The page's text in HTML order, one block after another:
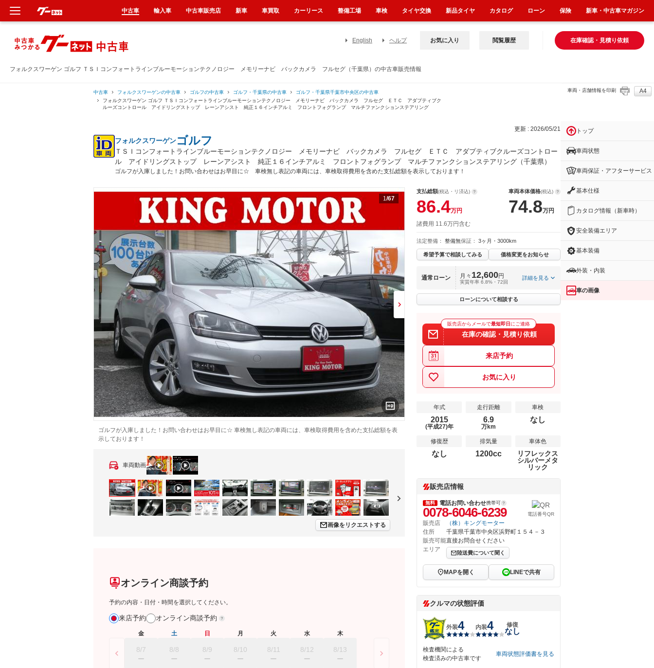
フォルクスワーゲン ゴルフ ＴＳＩコンフォートラインブルーモーションテクノロジー メモリーナビ バックカメラ フルセグ（千葉県）の中古車販売情報
English ヘルプ 在庫確認・見積り依頼
お気に入り 閲覧履歴
中古車 フォルクスワーゲンの中古車 ゴルフの中古車 ゴルフ・千葉県の中古車
ゴルフ・千葉県千葉市中央区の中古車
フォルクスワーゲン ゴルフ ＴＳＩコンフォートラインブルーモーションテクノロジー メモリーナビ バックカメラ フルセグ ＥＴＣ アダプティブク
ルーズコントロール アイドリングストップ レーンアシスト 純正１６インチアルミ フロントフォグランプ マルチファンクションステアリング
車両・店舗情報を印刷 A4
更新 : 2026/05/21
フォルクスワーゲンゴルフ
ＴＳＩコンフォートラインブルーモーションテクノロジー メモリーナビ バックカメラ フルセグ ＥＴＣ アダプティブクルーズコントロー
ル アイドリングストップ レーンアシスト 純正１６インチアルミ フロントフォグランプ マルチファンクションステアリング（千葉県）
ゴルフが入庫しました！お問い合わせはお早目に☆ 車検無し表記の車両には、車検取得費用を含めた支払総額を表示しております！
1/67
ゴルフが入庫しました！お問い合わせはお早目に☆ 車検無し表記の車両には、車検取得費用を含めた支払総額を表
示しております！
車両動画
画像をリクエストする
オンライン商談予約
予約の内容・日付・時間を選択してください。
来店予約 オンライン商談予約
金
8/7
土
8/8
日
8/9
月
8/10
火
8/11
水
8/12
木
8/13
支払総額(税込・リ済込)
86.4万円
車両本体価格(税込)
74.8万円
諸費用 11.6万円含む
法定整備： 整備無保証： 3ヶ月・3000km
希望予算で相談してみる 価格変更をお知らせ
通常ローン 月々 12,600円
実質年率 6.8%・72回
詳細を見る
ローンについて相談する
販売店からメールで最短即日 にご連絡
在庫の確認・見積り依頼
来店予約
お気に入り
年式
2015
(平成27)年
走行距離
6.9
万km
車検
なし
修復歴
なし
排気量
1200cc
車体色
リフレックス
シルバーメタ
リック
販売店情報
無料 電話お問い合わせ携帯可
0078-6046-6239 電話番号QR
販売店
（株）キングモーター
住所
千葉県千葉市中央区浜野町１５４－３
販売可能
エリア
直接お問合せください
陸送費について聞く
MAPを開く LINEで共有
クルマの状態評価
外装4 内装4 修復
なし
検査機関による
検査済みの中古車です
車両状態評価書を見る
トップ
車両状態
車両保証・アフターサービス
基本仕様
カタログ情報（新車時）
安全装備エリア
基本装備
外装・内装
車の画像
中古車 輸入車 中古車販売店 新車 車買取 カーリース 整備工場 車検 タイヤ交換 新品タイヤ カタログ ローン 保険 新車・中古車マガジン
新車
中古車